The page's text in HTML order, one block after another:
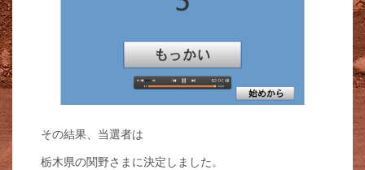
その結果、当選者は
栃木県の関野さまに決定しました。